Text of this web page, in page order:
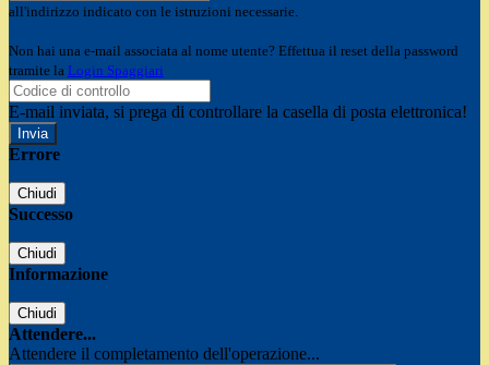
all'indirizzo indicato con le istruzioni necessarie.
Non hai una e-mail associata al nome utente? Effettua il reset della password
tramite la Login Spaggiari
E-mail inviata, si prega di controllare la casella di posta elettronica!
Errore
Chiudi
Successo
Chiudi
Informazione
Chiudi
Attendere...
Attendere il completamento dell'operazione...